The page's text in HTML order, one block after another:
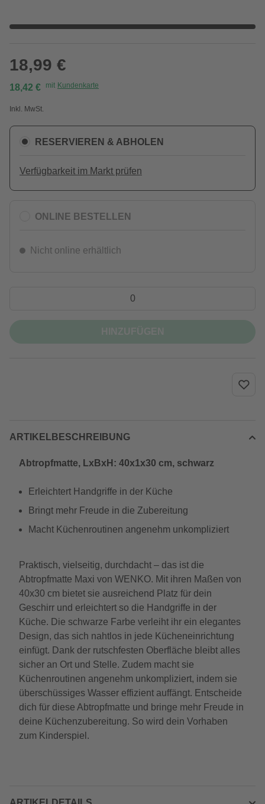
18,99 €
18,42 € mit Kundenkarte
Inkl. MwSt.
RESERVIEREN & ABHOLEN
Verfügbarkeit im Markt prüfen
ONLINE BESTELLEN
Nicht online erhältlich
ARTIKELBESCHREIBUNG
Abtropfmatte, LxBxH: 40x1x30 cm, schwarz
Erleichtert Handgriffe in der Küche
Bringt mehr Freude in die Zubereitung
Macht Küchenroutinen angenehm unkompliziert
Praktisch, vielseitig, durchdacht – das ist die
Abtropfmatte Maxi von WENKO. Mit ihren Maßen von
40x30 cm bietet sie ausreichend Platz für dein
Geschirr und erleichtert so die Handgriffe in der
Küche. Die schwarze Farbe verleiht ihr ein elegantes
Design, das sich nahtlos in jede Kücheneinrichtung
einfügt. Dank der rutschfesten Oberfläche bleibt alles
sicher an Ort und Stelle. Zudem macht sie
Küchenroutinen angenehm unkompliziert, indem sie
überschüssiges Wasser effizient auffängt. Entscheide
dich für diese Abtropfmatte und bringe mehr Freude in
deine Küchenzubereitung. So wird dein Vorhaben
zum Kinderspiel.